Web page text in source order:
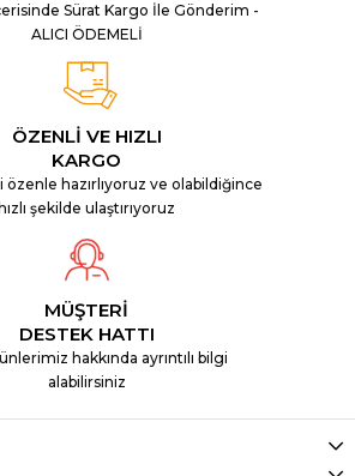
Sürat Kargo İle Gönderim -
ALICI ÖDEMELİ
ÖZENLİ VE HIZLI
KARGO
özenle hazırlıyoruz ve olabildiğince
hızlı şekilde ulaştırıyoruz
MÜŞTERİ
DESTEK HATTI
hakkında ayrıntılı bilgi
alabilirsiniz